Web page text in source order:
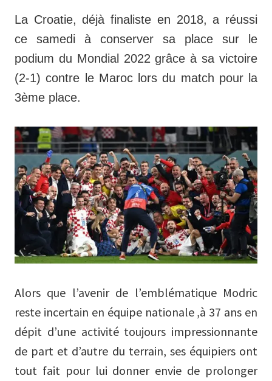
La Croatie, déjà finaliste en 2018, a réussi
ce samedi à conserver sa place sur le
podium du Mondial 2022 grâce à sa victoire
(2-1) contre le Maroc lors du match pour la
3ème place.
Alors que l’avenir de l’emblématique Modric
reste incertain en équipe nationale ,à 37 ans en
dépit d’une activité toujours impressionnante
de part et d’autre du terrain, ses équipiers ont
tout fait pour lui donner envie de prolonger